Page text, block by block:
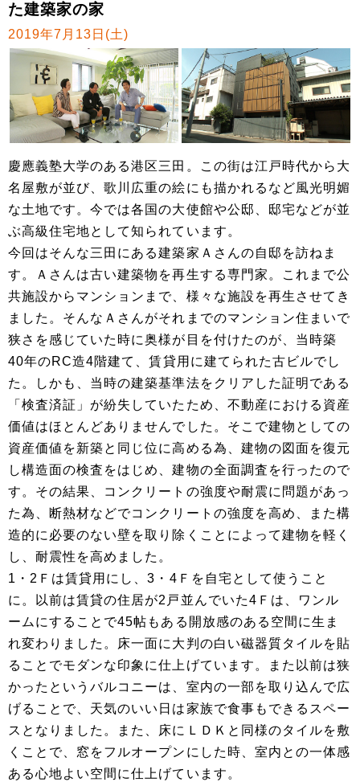
た建築家の家
2019年7月13日(土)
慶應義塾大学のある港区三田。この街は江戸時代から大
名屋敷が並び、歌川広重の絵にも描かれるなど風光明媚
な土地です。今では各国の大使館や公邸、邸宅などが並
ぶ高級住宅地として知られています。
今回はそんな三田にある建築家Ａさんの自邸を訪ねま
す。Ａさんは古い建築物を再生する専門家。これまで公
共施設からマンションまで、様々な施設を再生させてき
ました。そんなＡさんがそれまでのマンション住まいで
狭さを感じていた時に奥様が目を付けたのが、当時築
40年のRC造4階建て、賃貸用に建てられた古ビルでし
た。しかも、当時の建築基準法をクリアした証明である
「検査済証」が紛失していたため、不動産における資産
価値はほとんどありませんでした。そこで建物としての
資産価値を新築と同じ位に高める為、建物の図面を復元
し構造面の検査をはじめ、建物の全面調査を行ったので
す。その結果、コンクリートの強度や耐震に問題があっ
た為、断熱材などでコンクリートの強度を高め、また構
造的に必要のない壁を取り除くことによって建物を軽く
し、耐震性を高めました。
1・2Ｆは賃貸用にし、3・4Ｆを自宅として使うこと
に。以前は賃貸の住居が2戸並んでいた4Ｆは、ワンル
ームにすることで45帖もある開放感のある空間に生ま
れ変わりました。床一面に大判の白い磁器質タイルを貼
ることでモダンな印象に仕上げています。また以前は狭
かったというバルコニーは、室内の一部を取り込んで広
げることで、天気のいい日は家族で食事もできるスペー
スとなりました。また、床にＬＤＫと同様のタイルを敷
くことで、窓をフルオープンにした時、室内との一体感
ある心地よい空間に仕上げています。